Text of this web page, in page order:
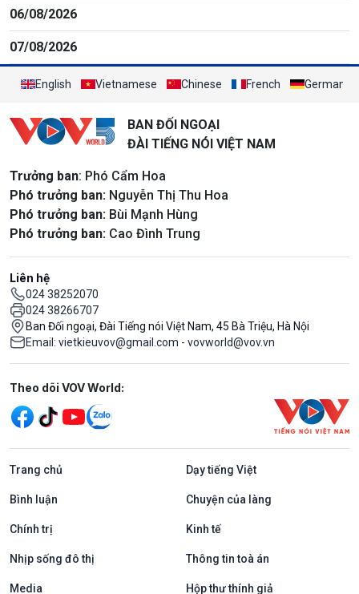
06/08/2026
07/08/2026
English Vietnamese Chinese French German
BAN ĐỐI NGOẠI
ĐÀI TIẾNG NÓI VIỆT NAM
Trưởng ban: Phó Cẩm Hoa
Phó trưởng ban: Nguyễn Thị Thu Hoa
Phó trưởng ban: Bùi Mạnh Hùng
Phó trưởng ban: Cao Đình Trung
Liên hệ
024 38252070
024 38266707
Ban Đối ngoại, Đài Tiếng nói Việt Nam, 45 Bà Triệu, Hà Nội
Email: vietkieuvov@gmail.com - vovworld@vov.vn
Mạng xã hội
Theo dõi VOV World:
Trang chủ Dạy tiếng Việt
Bình luận Chuyện của làng
Chính trị Kinh tế
Nhịp sống đô thị Thông tin toà án
Media Hộp thư thính giả